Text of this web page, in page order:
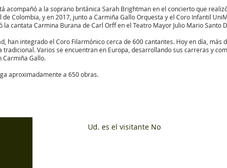
acompañó a la soprano británica Sarah Brightman en el concierto que
Colombia, y en 2017, junto a Carmiña Gallo Orquesta y el Coro Infantil
la cantata Carmina Burana de Carl Orff en el Teatro Mayor Julio Mario Santo
han integrado el Coro Filarmónico cerca de 600 cantantes. Hoy en día, más
Varios se encuentran en Europa, desarrollando sus carreras y
Carmiña Gallo.
aproximadamente a 650 obras.
Ud. es el visitante No